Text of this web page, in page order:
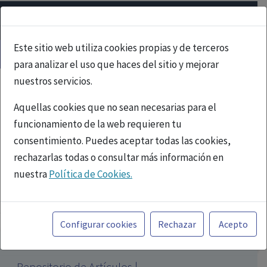
Este sitio web utiliza cookies propias y de terceros
para analizar el uso que haces del sitio y mejorar
nuestros servicios.
Aquellas cookies que no sean necesarias para el
funcionamiento de la web requieren tu
consentimiento. Puedes aceptar todas las cookies,
rechazarlas todas o consultar más información en
nuestraPolítica de Cookies.
Toda la información incluida en la Página Web está
referida a productos del mercado español y, por
tanto, dirigida a profesionales sanitarios legalmente
facultados para prescribir o dispensar medicamentos
Configurar cookies Rechazar Acepto